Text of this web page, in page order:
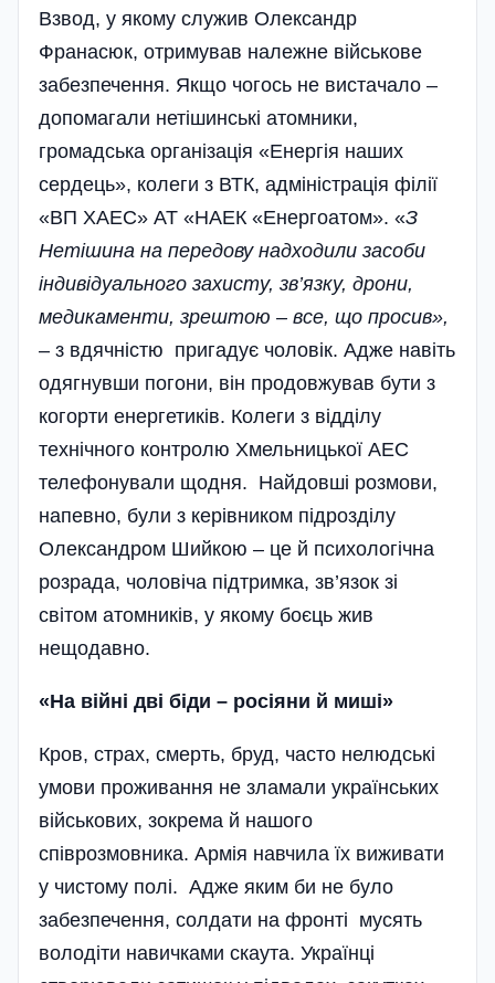
Взвод, у якому служив Олександр
Франасюк, отримував належне військове
забезпечення. Якщо чогось не вистачало –
допомагали нетішинські атомники,
громадська організація «Енергія наших
сердець», колеги з ВТК, адміністрація філії
«ВП ХАЕС» АТ «НАЕК «Енергоатом». «З
Нетішина на передову надходили засоби
індивідуального захисту, зв’язку, дрони,
медикаменти, зрештою – все, що просив»,
– з вдячністю пригадує чоловік. Адже навіть
одягнувши погони, він продовжував бути з
когорти енергетиків. Колеги з відділу
технічного контролю Хмельницької АЕС
телефонували щодня. Найдовші розмови,
напевно, були з керівником підрозділу
Олександром Шийкою – це й психологічна
розрада, чоловіча підтримка, зв’язок зі
світом атомників, у якому боєць жив
нещодавно.
«На війні дві біди – росіяни й миші»
Кров, страх, смерть, бруд, часто нелюдські
умови проживання не зламали українських
військових, зокрема й нашого
співрозмовника. Армія навчила їх виживати
у чистому полі. Адже яким би не було
забезпечення, солдати на фронті мусять
володіти навичками скаута. Українці